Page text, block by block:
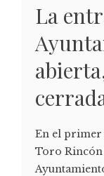
La
En el primer
Toro Rincón